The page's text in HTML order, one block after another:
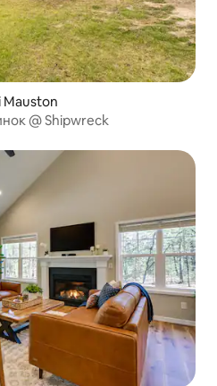
Mauston
@ Shipwreck